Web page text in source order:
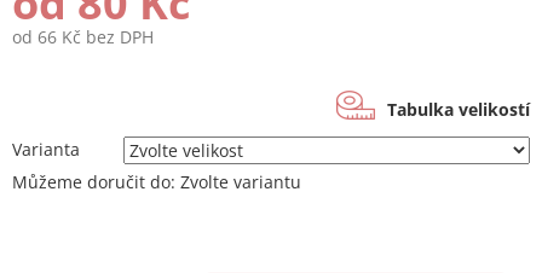
od 66 Kč bez DPH
Tabulka velikostí
Varianta
Můžeme doručit do: Zvolte variantu